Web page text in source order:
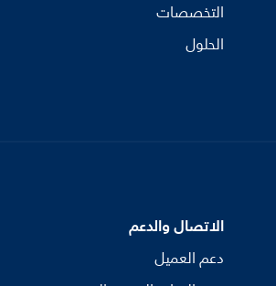
التخصصات
الحلول
الاتصال والدعم
دعم العميل